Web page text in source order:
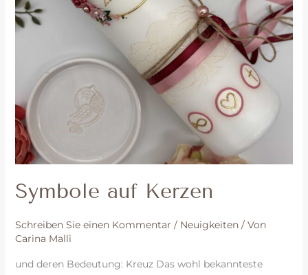
Symbole auf Kerzen
Schreiben Sie einen Kommentar / Neuigkeiten/ Von
Carina Malli
und deren Bedeutung: Kreuz Das wohl bekannteste